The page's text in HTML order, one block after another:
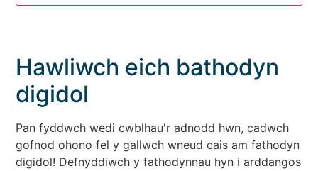
Hawliwch eich bathodyn
digidol
Pan fyddwch wedi cwblhau'r adnodd hwn, cadwch
gofnod ohono fel y gallwch wneud cais am fathodyn
digidol! Defnyddiwch y fathodynnau hyn i arddangos